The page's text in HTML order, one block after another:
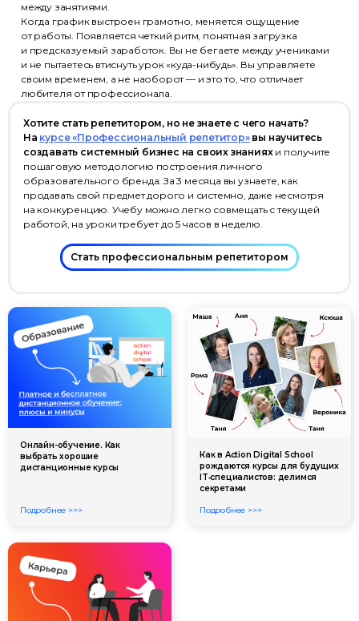
между занятиями.
Когда график выстроен грамотно, меняется ощущение
от работы. Появляется четкий ритм, понятная загрузка
и предсказуемый заработок. Вы не бегаете между учениками
и не пытаетесь втиснуть урок «куда-нибудь». Вы управляете
своим временем, а не наоборот — и это то, что отличает
любителя от профессионала.
Хотите стать репетитором, но не знаете с чего начать?
На курсе «Профессиональный репетитор» вы научитесь
создавать системный бизнес на своих знанияхи получите
пошаговую методологию построения личного
образовательного бренда. За 3 месяца вы узнаете, как
продавать свой предмет дорого и системно, даже несмотря
на конкуренцию. Учебу можно легко совмещать с текущей
работой, на уроки требует до 5 часов в неделю.
Стать профессиональным репетитором
Онлайн-обучение. Как
выбрать хорошие
дистанционные курсы
Подробнее >>>
Как в Action Digital School
рождаются курсы для будущих
IT‑специалистов: делимся
секретами
Подробнее >>>